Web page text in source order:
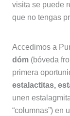
visita se puede
que no tengas
Accedimos a
dóm(bóveda
primera
estalactitas,
unen
“columnas”) en